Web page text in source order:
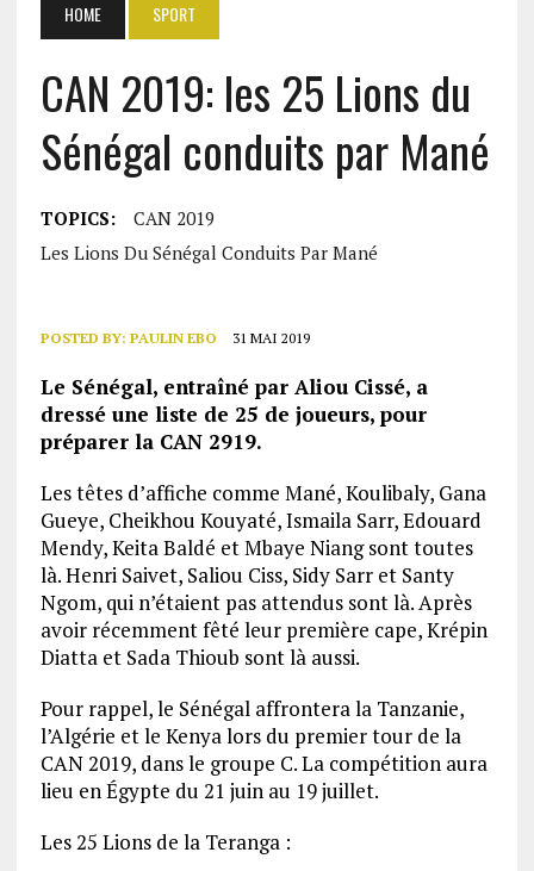
HOME SPORT
CAN 2019: les 25 Lions du
Sénégal conduits par Mané
TOPICS:
CAN 2019
Les Lions Du Sénégal Conduits Par Mané
POSTED BY: PAULIN EBO 31 MAI 2019
Le Sénégal, entraîné par Aliou Cissé, a
dressé une liste de 25 de joueurs, pour
préparer la CAN 2919.
Les têtes d’affiche comme Mané, Koulibaly, Gana
Gueye, Cheikhou Kouyaté, Ismaila Sarr, Edouard
Mendy, Keita Baldé et Mbaye Niang sont toutes
là. Henri Saivet, Saliou Ciss, Sidy Sarr et Santy
Ngom, qui n’étaient pas attendus sont là. Après
avoir récemment fêté leur première cape, Krépin
Diatta et Sada Thioub sont là aussi.
Pour rappel, le Sénégal affrontera la Tanzanie,
l’Algérie et le Kenya lors du premier tour de la
CAN 2019, dans le groupe C. La compétition aura
lieu en Égypte du 21 juin au 19 juillet.
Les 25 Lions de la Teranga :